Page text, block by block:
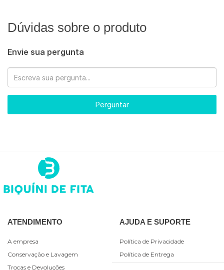
Dúvidas sobre o produto
Envie sua pergunta
Perguntar
ATENDIMENTO
A empresa
Conservação e Lavagem
Trocas e Devoluções
AJUDA E SUPORTE
Política de Privacidade
Política de Entrega